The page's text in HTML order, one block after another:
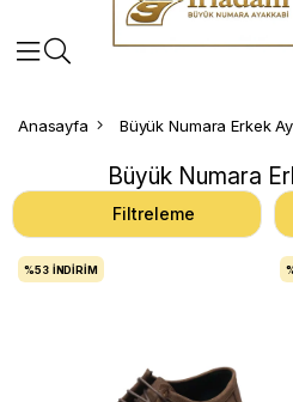
Anasayfa Büyük Numara Erkek
Büyük Numara
Filtreleme
%53 İNDIRIM